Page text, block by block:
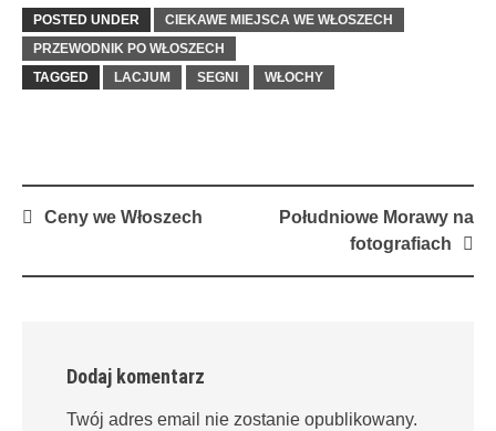
POSTED UNDER
CIEKAWE MIEJSCA WE WŁOSZECH
PRZEWODNIK PO WŁOSZECH
TAGGED
LACJUM SEGNI WŁOCHY
PostCeny we Włoszech
Południowe Morawy na
fotografiach
Dodaj komentarz
Twój adres email nie zostanie opublikowany.